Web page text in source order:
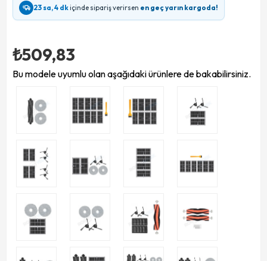
23 sa, 4 dkiçinde sipariş verirsen en geç yarın kargoda!
₺509,83
Bu modele uyumlu olan aşağıdaki ürünlere de bakabilirsiniz.